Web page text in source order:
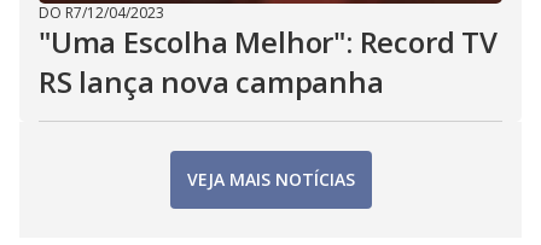
DO R7/12/04/2023
"Uma Escolha Melhor": Record TV
RS lança nova campanha
VEJA MAIS NOTÍCIAS